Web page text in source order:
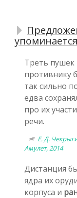
Треть пушек
противнику
так сильно
едва
про их
речи.
Е. Д.
Амулет, 2014
Дистанция
ядра их
корпуса и